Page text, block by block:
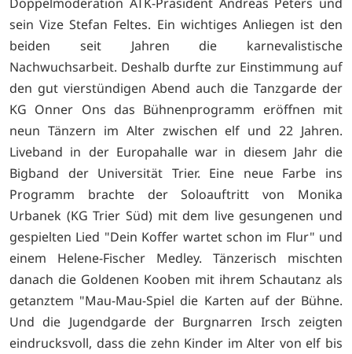
sein Vize Stefan Feltes. Ein wichtiges Anliegen ist den
beiden seit Jahren die karnevalistische
Nachwuchsarbeit. Deshalb durfte zur Einstimmung auf
den gut vierstündigen Abend auch die Tanzgarde der
KG Onner Ons das Bühnenprogramm eröffnen mit
neun Tänzern im Alter zwischen elf und 22 Jahren.
Liveband in der Europahalle war in diesem Jahr die
Bigband der Universität Trier. Eine neue Farbe ins
Programm brachte der Soloauftritt von Monika
Urbanek (KG Trier Süd) mit dem live gesungenen und
gespielten Lied "Dein Koffer wartet schon im Flur" und
einem Helene-Fischer Medley. Tänzerisch mischten
danach die Goldenen Kooben mit ihrem Schautanz als
getanztem "Mau-Mau-Spiel die Karten auf der Bühne.
Und die Jugendgarde der Burgnarren Irsch zeigten
eindrucksvoll, dass die zehn Kinder im Alter von elf bis